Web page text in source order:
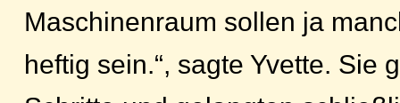
Maschinenraum sollen ja
heftig sein.“, sagte Yvette. Sie